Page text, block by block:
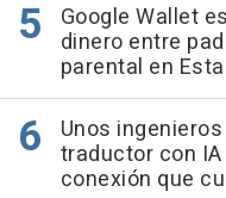
Google Wallet
dinero entre
parental en
Unos
traductor con
conexión que